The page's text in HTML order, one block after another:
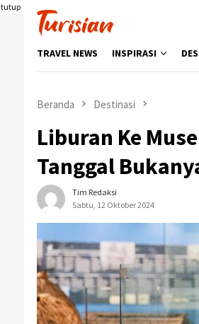
tutup
TRAVEL NEWS INSPIRASI
Beranda Destinasi
Liburan Ke
Tanggal
Tim Redaksi
Sabtu, 12 Oktober 2024